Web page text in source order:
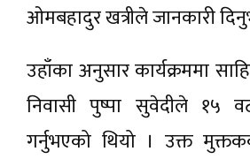
ओमबहादुर खत्रीले जानकारी
उहाँका अनुसार कार्यक्रममा
निवासी पुष्पा सुवेदीले १५
गर्नुभएको थियो । उक्त